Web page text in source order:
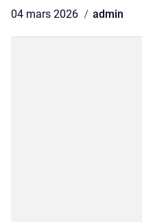
04 mars 2026 admin